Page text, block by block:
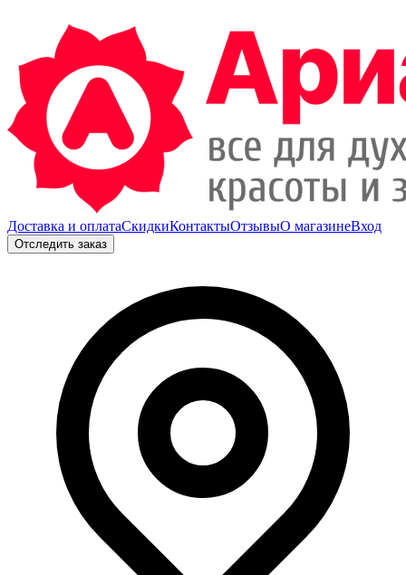
Доставка и оплатаСкидкиКонтактыОтзывыО магазинеВход
Отследить заказ